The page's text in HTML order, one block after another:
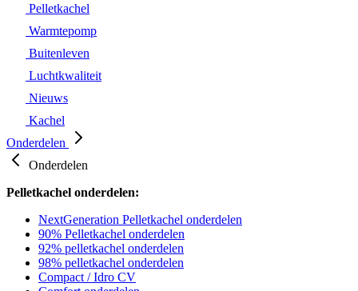
Pelletkachel
Warmtepomp
Buitenleven
Luchtkwaliteit
Nieuws
Kachel
Onderdelen
Onderdelen
Pelletkachel onderdelen:
NextGeneration Pelletkachel onderdelen
90% Pelletkachel onderdelen
92% pelletkachel onderdelen
98% pelletkachel onderdelen
Compact / Idro CV